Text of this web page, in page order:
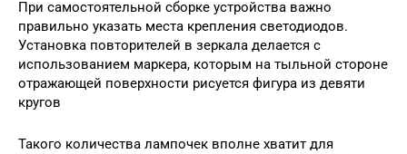
При самостоятельной сборке устройства важно
правильно указать места крепления светодиодов.
Установка повторителей в зеркала делается с
использованием маркера, которым на тыльной стороне
отражающей поверхности рисуется фигура из девяти
кругов
Такого количества лампочек вполне хватит для